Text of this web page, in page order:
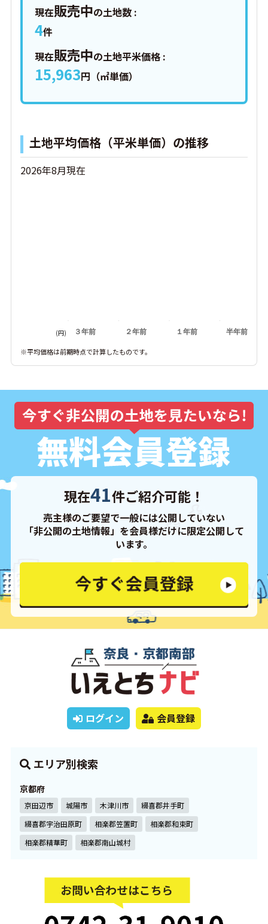
現在販売中の土地数 :
4件
現在販売中の土地平米価格 :
15,963円（㎡単価）
土地平均価格（平米単価）の推移
2026年8月現在
３年前 ２年前 １年前 半年前
(円)
※平均価格は前期時点で計算したものです。
現在41件ご紹介可能！
売主様のご要望で一般には公開していない
「非公開の土地情報」を会員様だけに限定公開して
います。
ログイン 会員登録
エリア別検索
京都府
京田辺市 城陽市 木津川市
綴喜郡井手町
綴喜郡宇治田原町
相楽郡笠置町
相楽郡和束町
相楽郡精華町
相楽郡南山城村